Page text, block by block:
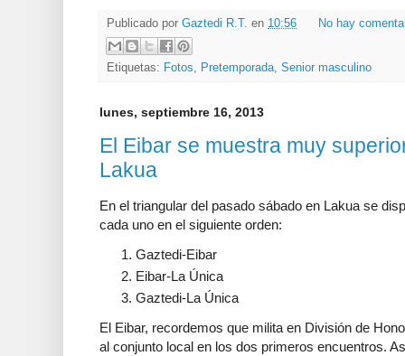
Publicado por Gaztedi R.T. en 10:56 No hay
Etiquetas: Fotos Pretemporada Senior masculino
lunes, septiembre 16, 2013
El Eibar se muestra muy
Lakua
En el triangular del pasado sábado en Lakua se
cada uno en el siguiente orden:
Gaztedi-Eibar
Eibar-La Única
Gaztedi-La Única
El Eibar, recordemos que milita en División de
al conjunto local en los dos primeros encuentros.